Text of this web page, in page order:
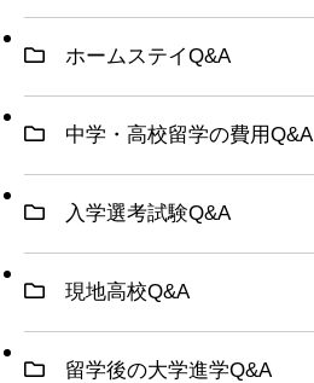
ホームステイQ&A
中学・高校留学の費用Q&A
入学選考試験Q&A
現地高校Q&A
留学後の大学進学Q&A